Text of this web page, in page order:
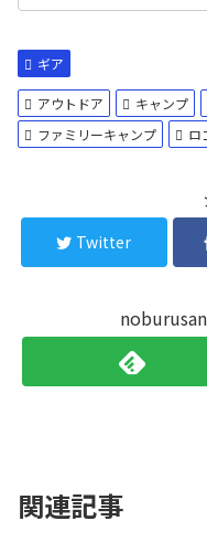
ギア
アウトドア キャンプ
ファミリーキャンプ
ロ
Twitter
関連記事